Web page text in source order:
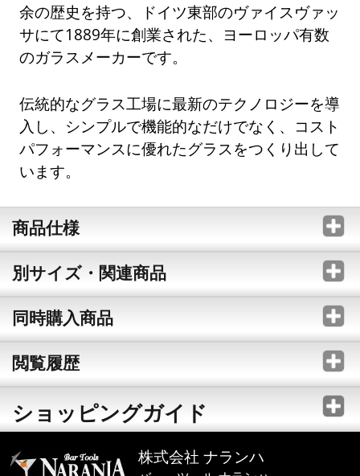
余の歴史を持つ、ドイツ東部のヴァイスヴァッ
サにて1889年に創業された、ヨーロッパ有数
のガラスメーカーです。
伝統的なグラス工場に最新のテクノロジーを導
入し、シンプルで機能的なだけでなく、コスト
パフォーマンスに優れたグラスをつくり出して
います。
商品仕様
別サイズ・関連商品
同時購入商品
閲覧履歴
ショッピングガイド
株式会社 ナランハ